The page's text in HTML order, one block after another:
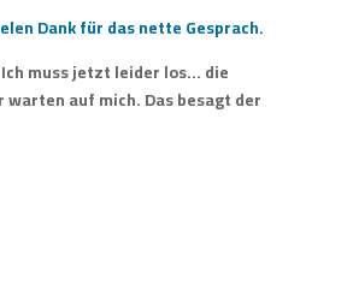
Dank für das nette Gesprach.
muss jetzt leider los… die
warten auf mich. Das besagt der